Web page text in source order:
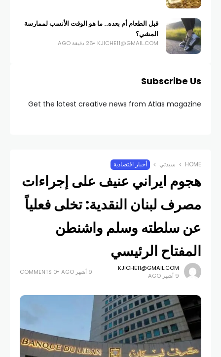
قبل الطعام أم بعده.. ما هو الوقت الأنسب لممارسة
المشي؟
KJICHE11@GMAIL.COM 26 دقيقة AGO
Subscribe Us
Get the latest creative news from Atlas magazine
HOME سيدتي أخبار اقتصادية
هجوم ايراني عنيف على إجراءات
مصرف لبنان النقدية: تخلى فعلياً
عن سلطته وسلم واشنطن
المفتاح الرئيسي
KJICHE11@GMAIL.COM
9 أشهر AGO
9 أشهر AGO 0 COMMENTS